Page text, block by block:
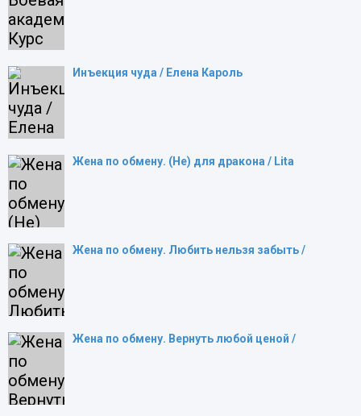
Инъекция чуда / Елена Кароль
Жена по обмену. (Не) для дракона / Lita
Жена по обмену. Любить нельзя забыть /
Жена по обмену. Вернуть любой ценой /